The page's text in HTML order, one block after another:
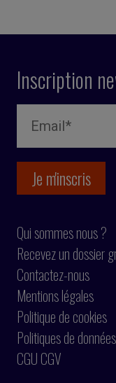
Inscription
Qui sommes nous ?
Recevez un dossier
Contactez-nous
Mentions légales
Politique de cookies
Politiques de
CGU CGV